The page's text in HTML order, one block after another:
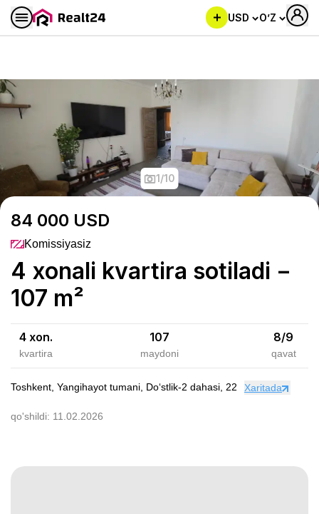
USD O’Z
4 xonali kvartira sotiladi −
1/10
84 000 USD
Komissiyasiz
4 xonali kvartira sotiladi −
107 m²
4 xon.
kvartira
107
maydoni
8/9
qavat
Toshkent, Yangihayot tumani, Doʻstlik-2 dahasi, 22 Xaritada
qo'shildi: 11.02.2026